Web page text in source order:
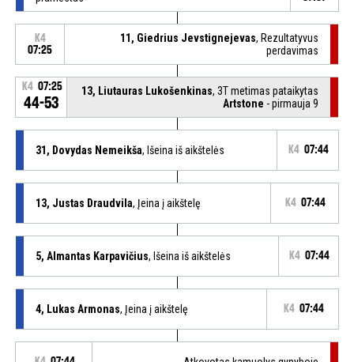
K4
07:25
11, Giedrius Jevstignejevas, Rezultatyvus
perdavimas
K4 07:25
44-53
13, Liutauras Lukošenkinas, 3T metimas pataikytas
Artstone - pirmauja 9
31, Dovydas Nemeikša, Išeina iš aikštelės K4 07:44
13, Justas Draudvila, Įeina į aikštelę K4 07:44
5, Almantas Karpavičius, Išeina iš aikštelės K4 07:44
4, Lukas Armonas, Įeina į aikštelę K4 07:44